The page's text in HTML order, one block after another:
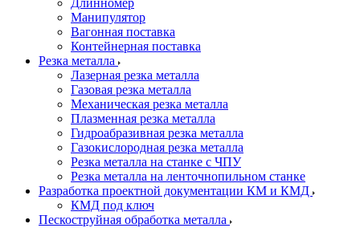
Длинномер
Манипулятор
Вагонная поставка
Контейнерная поставка
Резка металла
Лазерная резка металла
Газовая резка металла
Механическая резка металла
Плазменная резка металла
Гидроабразивная резка металла
Газокислородная резка металла
Резка металла на станке с ЧПУ
Резка металла на ленточнопильном станке
Разработка проектной документации КМ и КМД
КМД под ключ
Пескоструйная обработка металла